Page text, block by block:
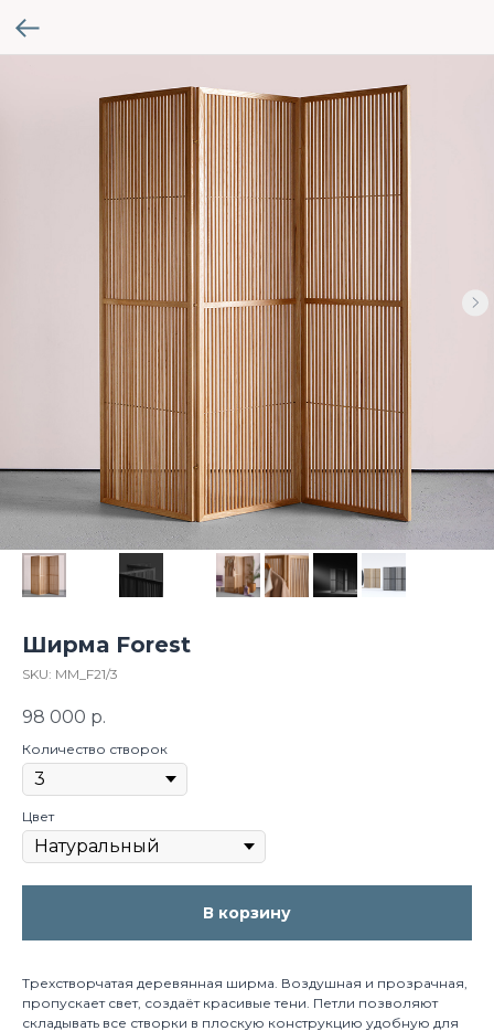
Ширма Forest
SKU: MM_F21/3
98 000 р.
Количество створок
Цвет
В корзину
Трехстворчатая деревянная ширма. Воздушная и прозрачная,
пропускает свет, создаёт красивые тени. Петли позволяют
складывать все створки в плоскую конструкцию удобную для